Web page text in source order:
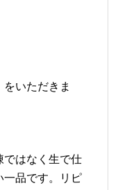
いただきま
ではなく生で仕
一品です。リピ